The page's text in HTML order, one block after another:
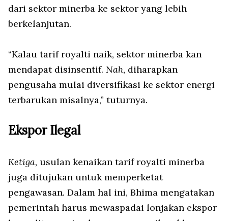
dari sektor minerba ke sektor yang lebih
berkelanjutan.
“Kalau tarif royalti naik, sektor minerba kan
mendapat disinsentif. Nah, diharapkan
pengusaha mulai diversifikasi ke sektor energi
terbarukan misalnya,” tuturnya.
Ekspor Ilegal
Ketiga, usulan kenaikan tarif royalti minerba
juga ditujukan untuk memperketat
pengawasan. Dalam hal ini, Bhima mengatakan
pemerintah harus mewaspadai lonjakan ekspor